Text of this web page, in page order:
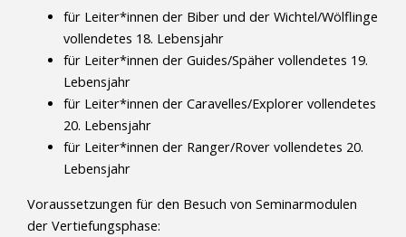
für Leiter*innen der Biber und der Wichtel/Wölflinge
vollendetes 18. Lebensjahr
für Leiter*innen der Guides/Späher vollendetes 19.
Lebensjahr
für Leiter*innen der Caravelles/Explorer vollendetes
20. Lebensjahr
für Leiter*innen der Ranger/Rover vollendetes 20.
Lebensjahr
Voraussetzungen für den Besuch von Seminarmodulen
der Vertiefungsphase: